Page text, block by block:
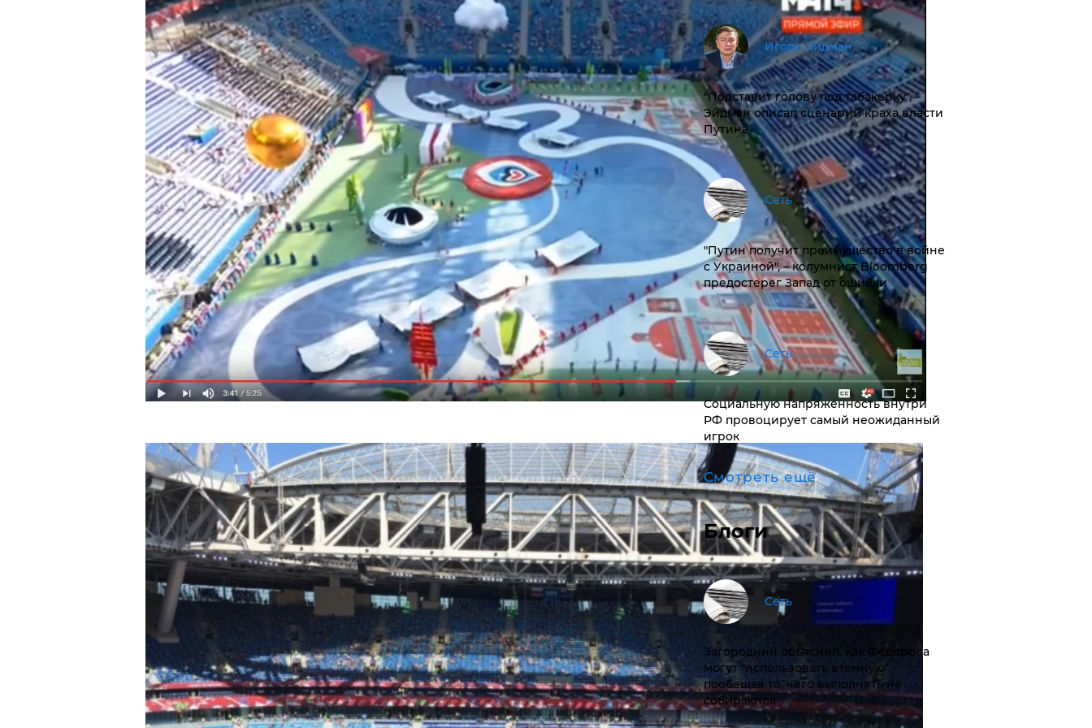
Игорь Эйдман
​"Подставит голову под табакерку", –
Эйдман описал сценарий краха власти
Путина
Сеть
"Путин получит преимущество в войне
с Украиной", – колумнист Bloomberg
предостерег Запад от ошибки
Сеть
Социальную напряженность внутри
РФ провоцирует самый неожиданный
игрок
Смотреть ещё
Блоги
Сеть
Загородний объяснил, как Федорова
могут "использовать втемную",
пообещав то, чего выполнять не
собираются